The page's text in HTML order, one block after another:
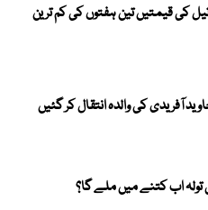
کی قیمتیں تین ہفتوں کی کم ترین
آفریدی کی والدہ انتقال کر گئیں
تولہ اب کتنے میں ملے گا؟